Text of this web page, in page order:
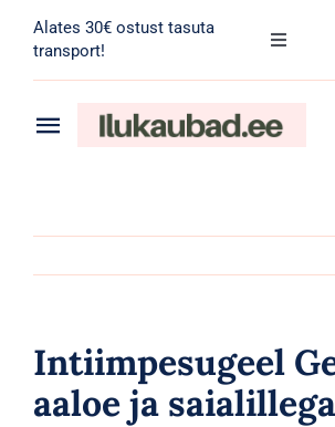
content
Alates 30€ ostust tasuta
transport!
Toggle
for:
Toggle
Meik
Intiimpesugeel
aaloe ja